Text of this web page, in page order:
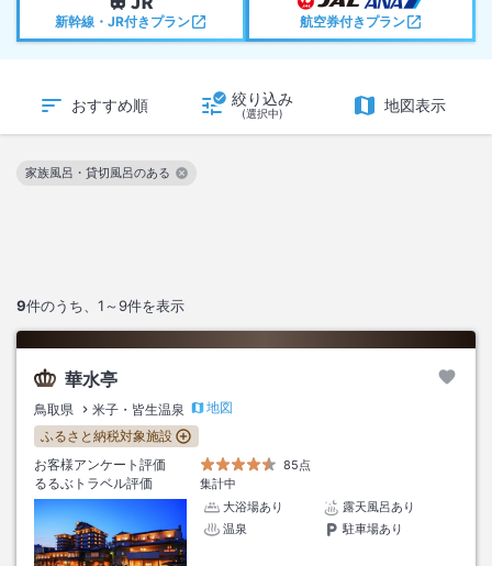
新幹線・JR付きプラン 航空券付きプラン
おすすめ順 絞り込み
(選択中) 地図表示
9件のうち、 1～9件を表示
家族風呂・貸切風呂のある
この絞り込み条件を解除
華水亭
鳥取県 米子・皆生温泉
地図
ふるさと納税対象施設
お客様アンケート評価
85点
るるぶトラベル評価
集計中
大浴場あり
露天風呂あり
温泉
駐車場あり